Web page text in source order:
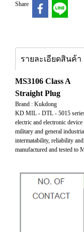
Share
รายละเอียดสินค้า
MS3106 Class A
Straight Plug
Brand : Kukdong
KD MIL - DTL - 5015
electric and electronic
military and general
intermatability, reliability
manufactured and tested to